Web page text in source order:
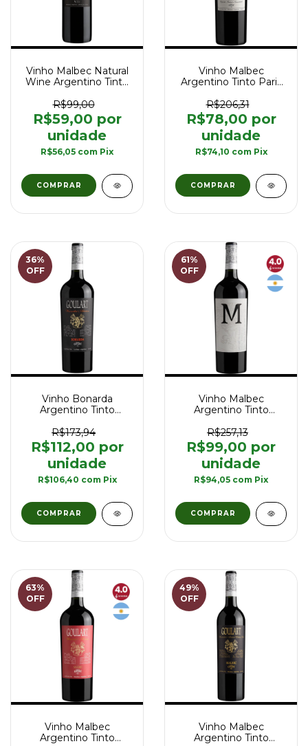
Vinho Malbec Natural
Wine Argentino Tinto
R$99,00
R$59,00
R$56,05 com Pix
Vinho Malbec
Argentino Tinto Paris
ml
R$206,31
R$78,00
R$74,10 com Pix
36%
OFF
Vinho Bonarda
Argentino Tinto
Selection 750 ml
R$173,94
R$112,00
R$106,40 com Pix
61%
OFF
Vinho Malbec
Argentino Tinto
Reserva Single
Vineyard 750 ml
R$257,13
R$99,00
R$94,05 com Pix
63%
OFF
Vinho Malbec
Argentino Tinto
49%
OFF
Vinho Malbec
Argentino Tinto